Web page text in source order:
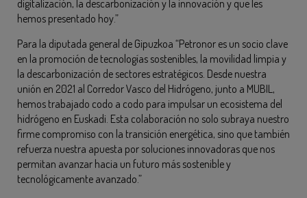
digitalización, la descarbonización y la innovación y que les
hemos presentado hoy.”
Para la diputada general de Gipuzkoa “Petronor es un socio clave
en la promoción de tecnologías sostenibles, la movilidad limpia y
la descarbonización de sectores estratégicos. Desde nuestra
unión en 2021 al Corredor Vasco del Hidrógeno, junto a MUBIL,
hemos trabajado codo a codo para impulsar un ecosistema del
hidrógeno en Euskadi. Esta colaboración no solo subraya nuestro
firme compromiso con la transición energética, sino que también
refuerza nuestra apuesta por soluciones innovadoras que nos
permitan avanzar hacia un futuro más sostenible y
tecnológicamente avanzado.”